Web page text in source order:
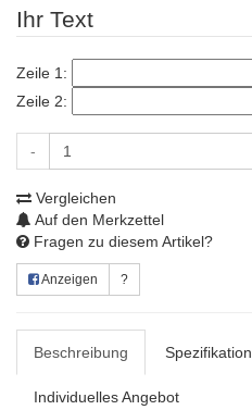
Ihr Text
Zeile 1:
Zeile 2:
-
Vergleichen
Auf den Merkzettel
Fragen zu diesem Artikel?
Anzeigen ?
Beschreibung Spezifikation
Individuelles Angebot